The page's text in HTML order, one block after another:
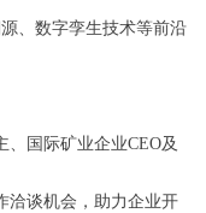
、数字孪生技术等前沿
国际矿业企业CEO及
洽谈机会，助力企业开